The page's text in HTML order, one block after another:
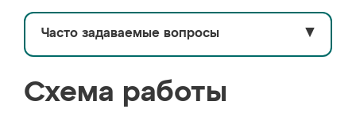
Часто задаваемые вопросы ▼
Схема работы